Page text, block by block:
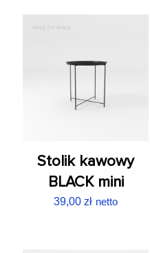
Stolik kawowy
BLACK mini
39,00zł netto